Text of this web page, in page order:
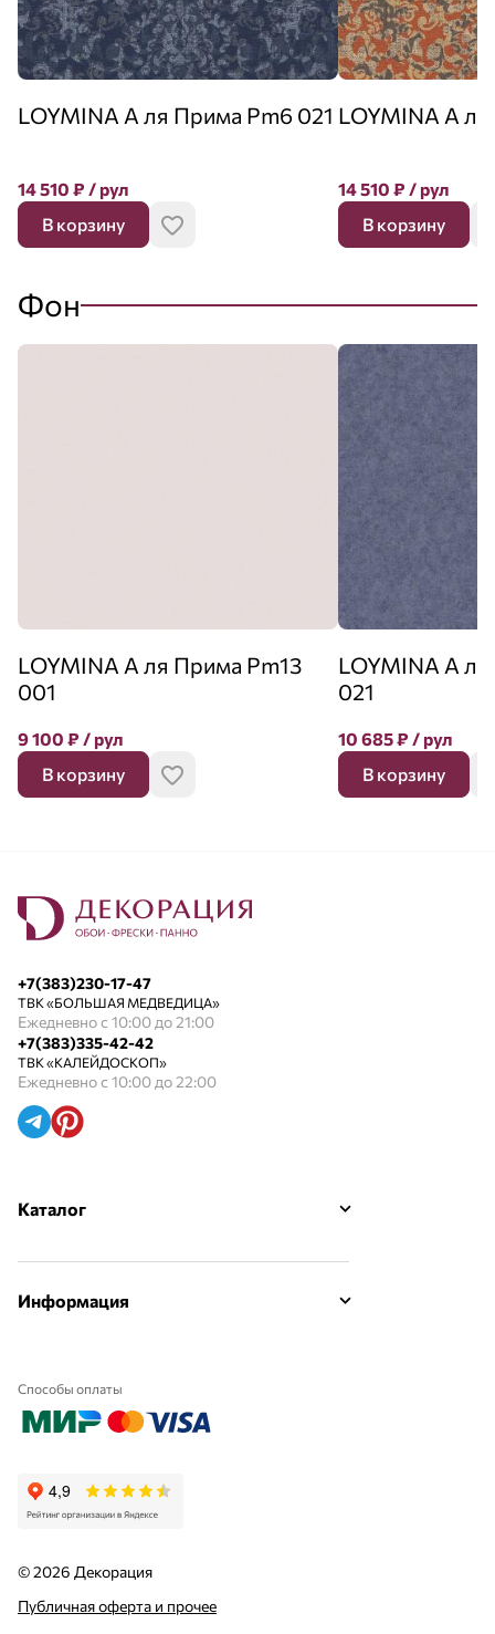
LOYMINA А ля Прима Pm6 021
14 510 ₽ / рул
В корзину
LOYMINA А
14 510 ₽ / рул
В корзину
Фон
LOYMINA А ля Прима Pm13
001
9 100 ₽ / рул
В корзину
LOYMINA А
021
10 685₽ / рул
В корзину
+7(383)230-17-47
ТВК «БОЛЬШАЯ МЕДВЕДИЦА»
Ежедневно с 10:00 до 21:00
+7(383)335-42-42
ТВК «КАЛЕЙДОСКОП»
Ежедневно с 10:00 до 22:00
Каталог
Информация
Способы оплаты
© 2026 Декорация
Публичная оферта и прочее